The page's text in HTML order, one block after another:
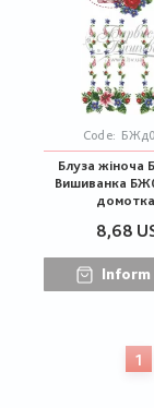
Code:
Блуза жіноча
Вишиванка
8,68
Inform
1